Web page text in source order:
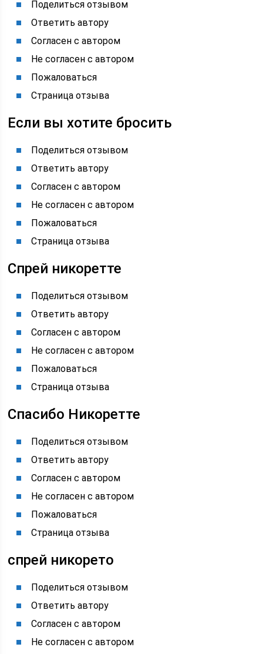
Поделиться отзывом
Ответить автору
Согласен с автором
Не согласен с автором
Пожаловаться
Страница отзыва
Если вы хотите бросить
Поделиться отзывом
Ответить автору
Согласен с автором
Не согласен с автором
Пожаловаться
Страница отзыва
Спрей никоретте
Поделиться отзывом
Ответить автору
Согласен с автором
Не согласен с автором
Пожаловаться
Страница отзыва
Спасибо Никоретте
Поделиться отзывом
Ответить автору
Согласен с автором
Не согласен с автором
Пожаловаться
Страница отзыва
спрей никорето
Поделиться отзывом
Ответить автору
Согласен с автором
Не согласен с автором